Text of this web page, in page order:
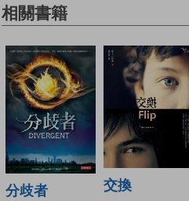
相關書籍
分歧者 交換